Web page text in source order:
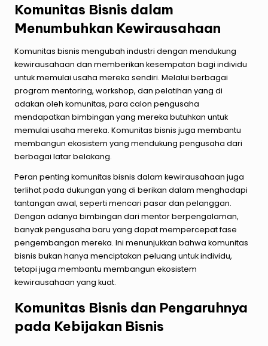
Komunitas Bisnis dalam
Menumbuhkan Kewirausahaan
Komunitas bisnis mengubah industri dengan mendukung
kewirausahaan dan memberikan kesempatan bagi individu
untuk memulai usaha mereka sendiri. Melalui berbagai
program mentoring, workshop, dan pelatihan yang di
adakan oleh komunitas, para calon pengusaha
mendapatkan bimbingan yang mereka butuhkan untuk
memulai usaha mereka. Komunitas bisnis juga membantu
membangun ekosistem yang mendukung pengusaha dari
berbagai latar belakang.
Peran penting komunitas bisnis dalam kewirausahaan juga
terlihat pada dukungan yang di berikan dalam menghadapi
tantangan awal, seperti mencari pasar dan pelanggan.
Dengan adanya bimbingan dari mentor berpengalaman,
banyak pengusaha baru yang dapat mempercepat fase
pengembangan mereka. Ini menunjukkan bahwa komunitas
bisnis bukan hanya menciptakan peluang untuk individu,
tetapi juga membantu membangun ekosistem
kewirausahaan yang kuat.
Komunitas Bisnis dan Pengaruhnya
pada Kebijakan Bisnis